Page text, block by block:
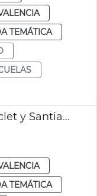
TEMÁTICA
Pérgolas colegios Benimaclet y Santiago Grisolía
TEMÁTICA